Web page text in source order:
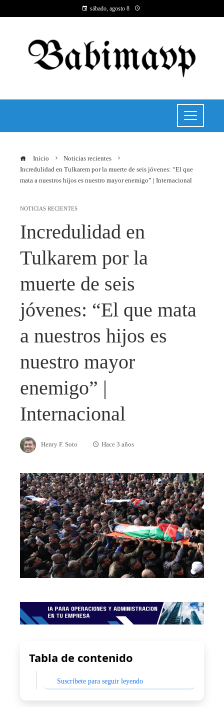
sábado, agosto 8
Inicio
Noticias recientes
Incredulidad en Tulkarem por la muerte de seis jóvenes: “El que
mata a nuestros hijos es nuestro mayor enemigo” | Internacional
NOTICIAS RECIENTES
Incredulidad en
Tulkarem por la
muerte de seis
jóvenes: “El que mata
a nuestros hijos es
nuestro mayor
enemigo” |
Internacional
Henry F. Soto Hace 3 años
Tabla de contenido
Suscríbete para seguir leyendo